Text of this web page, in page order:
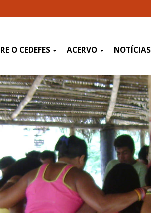
O CEDEFES ACERVO NOTÍCIAS